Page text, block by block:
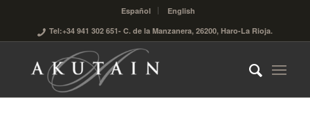
Español
English
Tel:+34 941 302 651- C. de la Manzanera, 26200, Haro-La Rioja.